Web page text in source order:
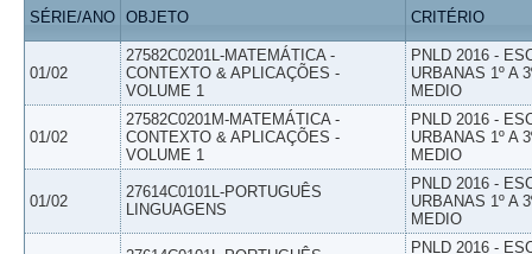
SÉRIE/ANO OBJETO CRITÉRIO
01/02
27582C0201L-MATEMÁTICA -
CONTEXTO & APLICAÇÕES -
VOLUME 1
PNLD 2016 -
URBANAS 1º A
MEDIO
01/02
27582C0201M-MATEMÁTICA -
CONTEXTO & APLICAÇÕES -
VOLUME 1
PNLD 2016 -
URBANAS 1º A
MEDIO
01/02
27614C0101L-PORTUGUÊS
LINGUAGENS
PNLD 2016 -
URBANAS 1º A
MEDIO
PNLD 2016 -